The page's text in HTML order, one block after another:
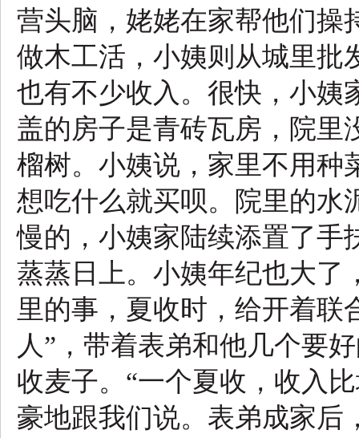
营头脑，姥姥在家帮他们操
做木工活，小姨则从城里批
也有不少收入。很快，小姨
盖的房子是青砖瓦房，院里
榴树。小姨说，家里不用种
想吃什么就买呗。院里的水
慢的，小姨家陆续添置了手
蒸蒸日上。小姨年纪也大了
里的事，夏收时，给开着联
人”，带着表弟和他几个要
收麦子。“一个夏收，收入
豪地跟我们说。表弟成家后